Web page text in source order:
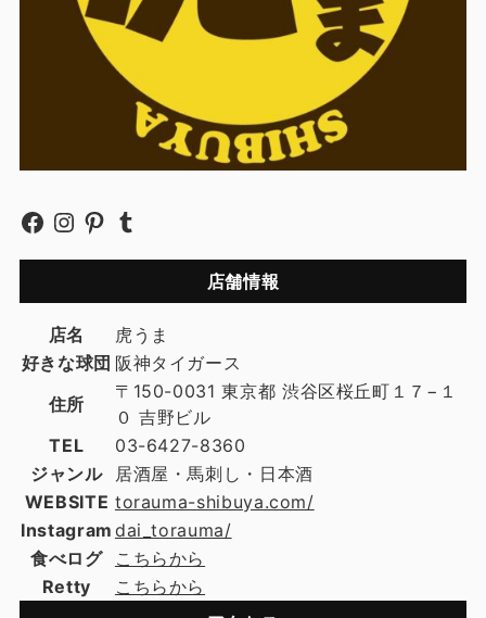
店舗情報
店名
虎うま
好きな球団 阪神タイガース
住所
〒150-0031 東京都 渋谷区桜丘町１７−１
０ 吉野ビル
TEL
03-6427-8360
ジャンル
居酒屋・馬刺し・日本酒
WEBSITE torauma-shibuya.com/
Instagram dai_torauma/
食べログ
こちらから
Retty
こちらから